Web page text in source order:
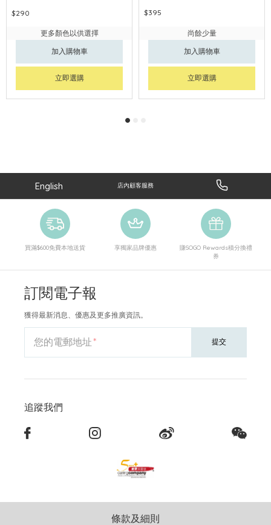
$290
更多顏色以供選擇
加入購物車
立即選購
$395
尚餘少量
加入購物車
立即選購
English 店內顧客服務
買滿$600免費本地送貨 享獨家品牌優惠
賺SOGO Rewards積分換禮
券
訂閱電子報
獲得最新消息、優惠及更多推廣資訊。
您的電郵地址 提交
追蹤我們
條款及細則